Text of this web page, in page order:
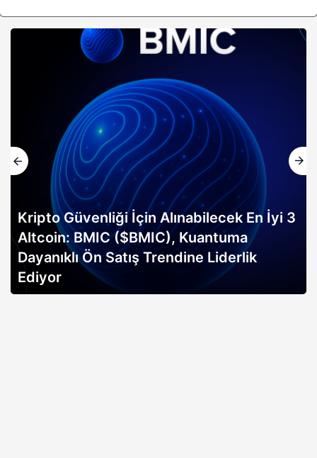
Kripto Güvenliği İçin Alınabilecek En İyi 3
Altcoin: BMIC ($BMIC), Kuantuma
Dayanıklı Ön Satış Trendine Liderlik
Ediyor